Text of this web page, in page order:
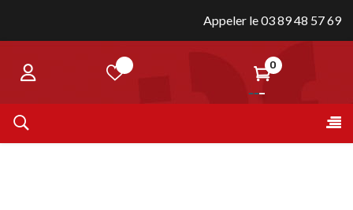
Appeler le 03 89 48 57 69
0
la
☰